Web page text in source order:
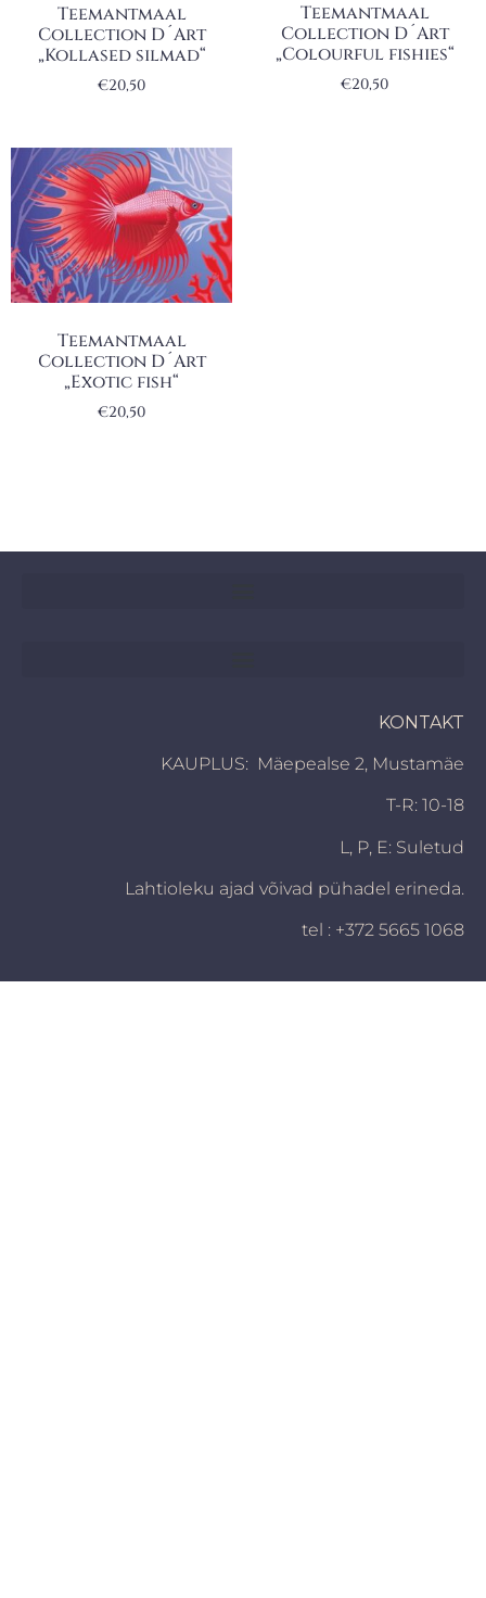
Teemantmaal
Collection D´Art
„Kollased silmad“
€20,50
Teemantmaal
Collection D´Art
„Colourful fishies“
€20,50
Teemantmaal
Collection D´Art
„Exotic fish“
€20,50
KONTAKT
KAUPLUS: Mäepealse 2, Mustamäe
T-R: 10-18
L, P, E: Suletud
Lahtioleku ajad võivad pühadel erineda.
tel : +372 5665 1068